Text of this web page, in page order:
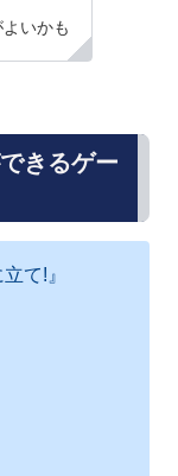
いかも
きるゲー
て!』